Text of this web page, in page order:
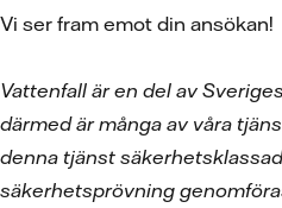
Vi ser fram emot din ansökan!
Vattenfall är en del av
därmed är många av våra
denna tjänst
säkerhetsprövning